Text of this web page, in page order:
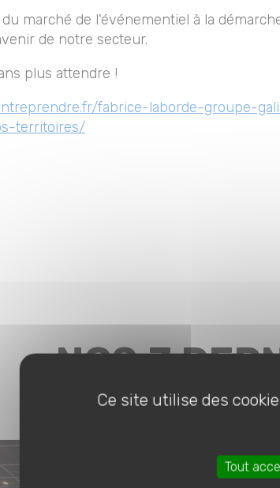
marché de l'événementiel à la
de notre secteur.
plus attendre !
fabrice-laborde-groupe-
territoires/
NOS 3
Ce site utilise des
Tout